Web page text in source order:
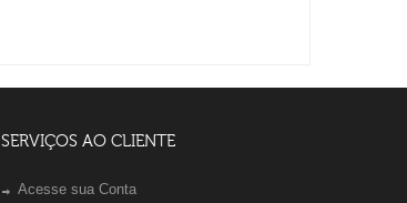
SERVIÇOS AO CLIENTE
Acesse sua Conta